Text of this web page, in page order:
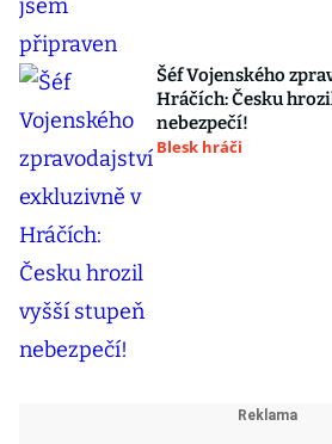
Šéf Vojenského
Hráčích: Česku
nebezpečí!
Blesk hráči